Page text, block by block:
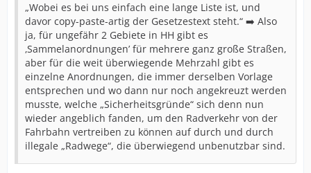
„Wobei es bei uns einfach eine lange Liste ist, und
davor copy-paste-artig der Gesetzestext steht.“ ➡️ Also
ja, für ungefähr 2 Gebiete in HH gibt es
‚Sammelanordnungen’ für mehrere ganz große Straßen,
aber für die weit überwiegende Mehrzahl gibt es
einzelne Anordnungen, die immer derselben Vorlage
entsprechen und wo dann nur noch angekreuzt werden
musste, welche „Sicherheitsgründe“ sich denn nun
wieder angeblich fanden, um den Radverkehr von der
Fahrbahn vertreiben zu können auf durch und durch
illegale „Radwege“, die überwiegend unbenutzbar sind.